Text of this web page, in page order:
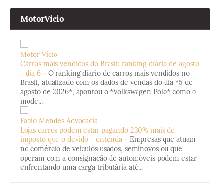
MotorVicio
Motor Vício
Carros mais vendidos do Brasil: ranking diário de agosto
- dia 6 - O ranking diário de carros mais vendidos no
Brasil, atualizado com os dados de vendas do dia *5 de
agosto de 2026*, apontou o *Volkswagen Polo* como o
mode...
Fabio Mendes Advocacia
Lojas carros podem estar pagando 230% mais de
imposto que o devido - entenda - Empresas que atuam
no comércio de veículos usados, seminovos ou que
operam com a consignação de automóveis podem estar
enfrentando uma carga tributária até...